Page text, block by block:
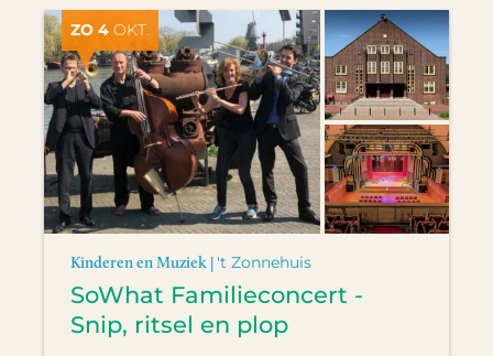
ZO 4 OKT.
Kinderen en Muziek | 't Zonnehuis
SoWhat Familieconcert -
Snip, ritsel en plop